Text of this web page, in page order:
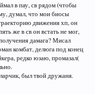
в пау, св рядом (чтобы
думал, что мои биосы
движения хп, он
же в св он встать не мог,
дамага? Мисал
комбат, делюга под конец
редко юзаю, промазал(
был твой дружаня.